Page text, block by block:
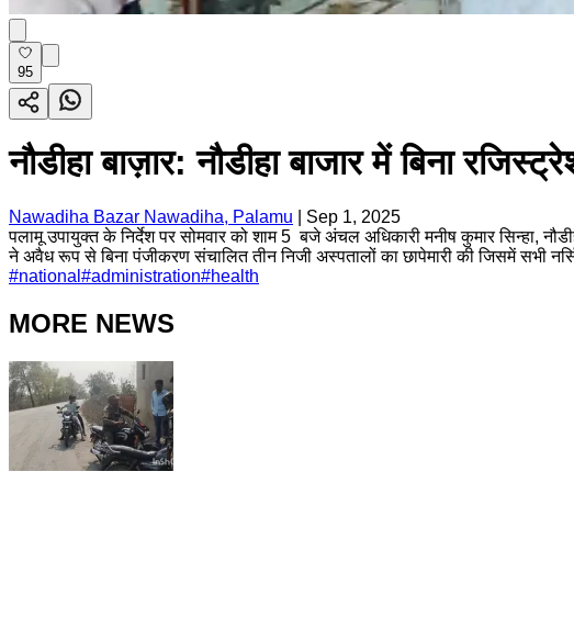
95
नौडीहा बाज़ार: नौडीहा बाजार में बिना
Nawadiha Bazar Nawadiha, Palamu
Sep 1, 2025
पलामू उपायुक्त के निर्देश पर सोमवार को शाम 5 बजे अंचल अधिकारी मनीष कुमार सिन्हा,
ने अवैध रूप से बिना पंजीकरण संचालित तीन निजी अस्पतालों का छापेमारी की जिसमें सभी
#national #administration#health
MORE NEWS